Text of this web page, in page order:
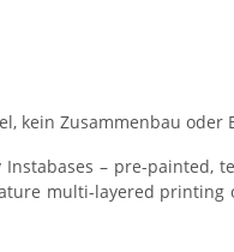
kein Zusammenbau
– pre-painted,
multi-layered